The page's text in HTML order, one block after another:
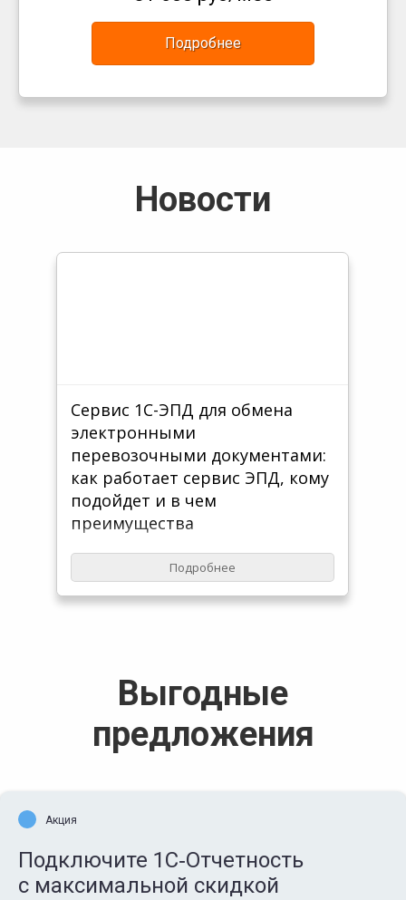
Подробнее
Новости
Сервис 1С-ЭПД для обмена
электронными
перевозочными документами:
как работает сервис ЭПД, кому
подойдет и в чем
преимущества
1С-ЭПД позволяет создавать и
обмениваться электронными
перевозочными документами. Сейчас
Подробнее
Выгодные
предложения
Акция
Подключите 1С‑Отчетность
с максимальной скидкой